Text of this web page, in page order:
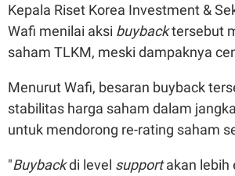
Kepala Riset Korea Investment &
Wafi menilai aksi buybacktersebut
saham TLKM, meski dampaknya
Menurut Wafi, besaran buyback
stabilitas harga saham dalam
untuk mendorong re-rating saham
"Buybackdi level supportakan lebih